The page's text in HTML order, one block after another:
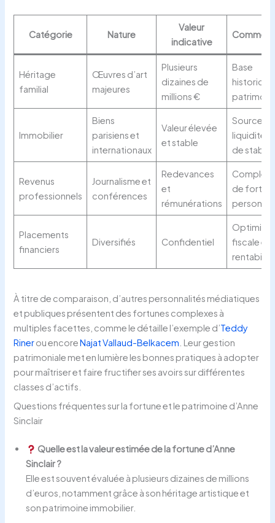
Catégorie Nature
Valeur
indicative
Héritage
familial
Œuvres d’art
majeures
Plusieurs
dizaines de
millions €
Base
Immobilier
Biens
parisiens et
internationaux
Valeur élevée
et stable
Source de
liquidités
de
Revenus
professionnels
Journalisme et
conférences
Redevances
et
rémunérations
de
Placements
financiers
Diversifiés Confidentiel
fiscale et
rentabilité
À titre de comparaison, d’autres personnalités médiatiques
et publiques présentent des fortunes complexes à
multiples facettes, comme le détaille l’exemple d’Teddy
Rinerou encoreNajat Vallaud-Belkacem . Leur gestion
patrimoniale met en lumière les bonnes pratiques à adopter
pour maîtriser et faire fructifier ses avoirs sur différentes
classes d’actifs.
Questions fréquentes sur la fortune et le patrimoine d’Anne
Sinclair
Quelle est la valeur estimée de la fortune d’Anne
Sinclair ?
Elle est souvent évaluée à plusieurs dizaines de millions
d’euros, notamment grâce à son héritage artistique et
son patrimoine immobilier.